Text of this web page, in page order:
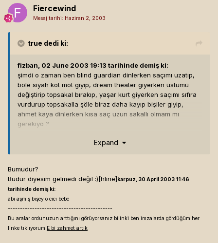
Fiercewind
Mesaj tarihi: Haziran 2, 2003
true dedi ki:
fizban, 02 June 2003 19:13 tarihinde demiş ki:
şimdi o zaman ben blind guardian dinlerken saçımı uzatıp,
böle siyah kot mot giyip, dream theater giyerken üstümü
değiştirip topsakal bırakıp, yaşar kurt giyerken saçımı sıfıra
vurdurup topsakalla şöle biraz daha kayıp bişiler giyip,
ahmet kaya dinlerken kısa saç uzun sakallı olmam mı
gerekiyo ?
ben şimdi bunların 4 ünü dinlemek için arada saç uzatmam
ne bilim şöle bi geçiş sürecinde bi kıyak falan .. olamz mı
hani ?[hline]You know what capitalism is? Getting fucked!
Expand
Bumudur?
Budur diyesim gelmedi değil :)[hline]karpuz, 30 April 2003 11:46
tarihinde demiş ki:
abi aşmış bişey o cici bebe
-------------------------------------------
Bu aralar ordunuzun arttığını görüyorsanız bilinki ben imzalarda gördüğüm her
linke tıklıyorum.E bi zahmet artık